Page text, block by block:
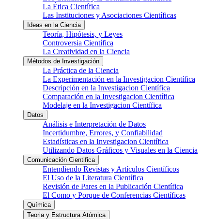
La Ética Científica
Las Instituciones y Asociaciones Científicas
Ideas en la Ciencia
Teoría, Hipótesis, y Leyes
Controversia Científica
La Creatividad en la Ciencia
Métodos de Investigación
La Práctica de la Ciencia
La Experimentación en la Investigacion Científica
Descripción en la Investigacion Científica
Comparación en la Investigacion Científica
Modelaje en la Investigacion Científica
Datos
Análisis e Interpretación de Datos
Incertidumbre, Errores, y Confiabilidad
Estadísticas en la Investigacion Científica
Utilizando Datos Gráficos y Visuales en la Ciencia
Comunicación Cientifica
Entendiendo Revistas y Artículos Científicos
El Uso de la Literatura Científica
Revisión de Pares en la Publicación Científica
El Como y Porque de Conferencias Científicas
Química
Teoria y Estructura Atómica